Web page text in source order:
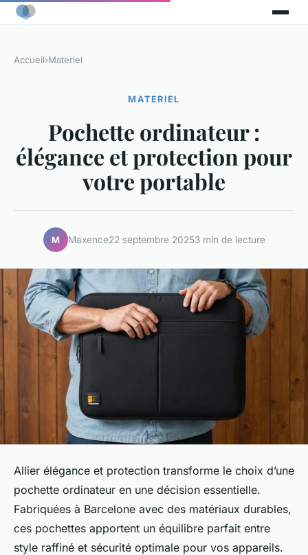
Accueil›Materiel
MATERIEL
Pochette ordinateur :
élégance et protection pour
votre portable
M Maxence22 septembre 20253 min de lecture
Allier élégance et protection transforme le choix d’une
pochette ordinateur en une décision essentielle.
Fabriquées à Barcelone avec des matériaux durables,
ces pochettes apportent un équilibre parfait entre
style raffiné et sécurité optimale pour vos appareils.